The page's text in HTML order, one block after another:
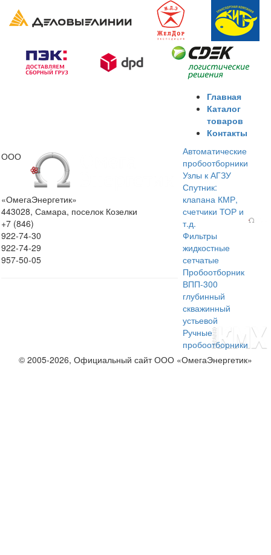
ООО
«ОмегаЭнергетик»
443028, Самара, поселок Козелки
+7 (846)
922-74-30
922-74-29
957-50-05
Главная
Каталог
товаров
Контакты
Автоматические
пробоотборники
Узлы к АГЗУ
Спутник:
клапана КМР,
счетчики ТОР и
т.д.
Фильтры
жидкостные
сетчатые
Пробоотборник
ВПП-300
глубинный
скважинный
устьевой
Ручные
пробоотборники
© 2005-2026, Официальный сайт ООО «ОмегаЭнергетик»